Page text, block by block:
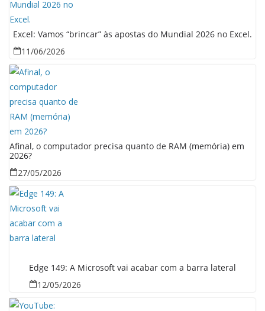
Excel: Vamos “brincar” às apostas do Mundial 2026 no Excel.
11/06/2026
Afinal, o computador precisa quanto de RAM (memória) em
2026?
27/05/2026
Edge 149: A Microsoft vai acabar com a barra lateral
12/05/2026